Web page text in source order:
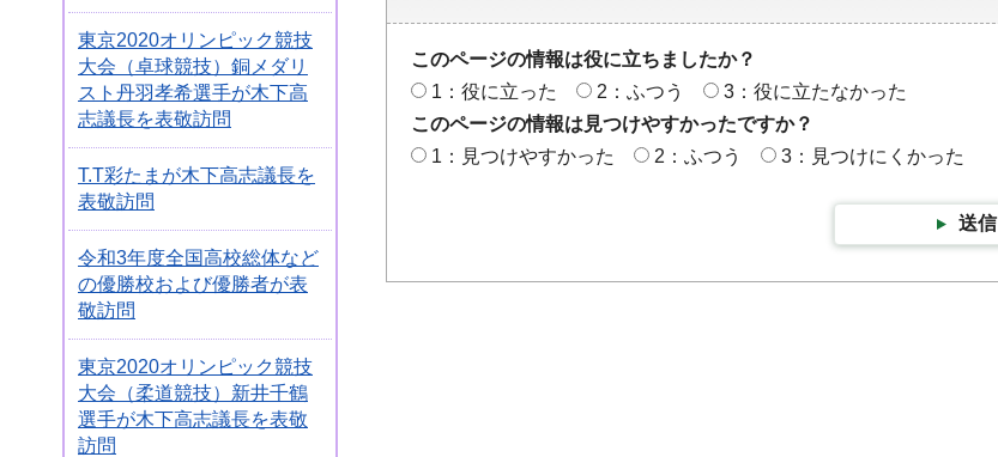
東京2020オリンピック競技
大会（卓球競技）銅メダリ
スト丹羽孝希選手が木下高
志議長を表敬訪問
T.T彩たまが木下高志議長を
表敬訪問
令和3年度全国高校総体など
の優勝校および優勝者が表
敬訪問
東京2020オリンピック競技
大会（柔道競技）新井千鶴
選手が木下高志議長を表敬
訪問
このページの情報は役に立ちましたか？
1：役に立った
2：ふつう
3：役に立たなかった
このページの情報は見つけやすかったですか？
1：見つけやすかった
2：ふつう 3：見つけにくかった
送信